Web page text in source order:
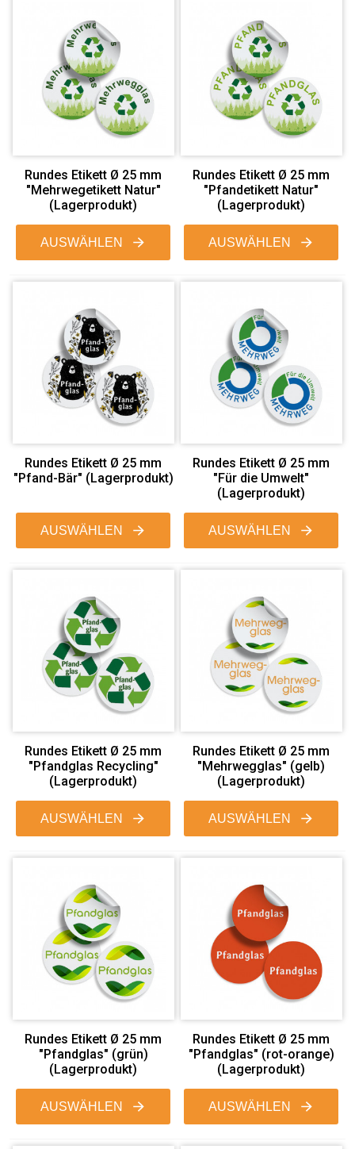
Rundes Etikett Ø 25 mm
"Mehrwegetikett Natur"
(Lagerprodukt)
AUSWÄHLEN
Rundes Etikett Ø 25 mm
"Pfandetikett Natur"
(Lagerprodukt)
AUSWÄHLEN
Rundes Etikett Ø 25 mm
"Pfand-Bär" (Lagerprodukt)
AUSWÄHLEN
Rundes Etikett Ø 25 mm
"Für die Umwelt"
(Lagerprodukt)
AUSWÄHLEN
Rundes Etikett Ø 25 mm
"Pfandglas Recycling"
(Lagerprodukt)
AUSWÄHLEN
Rundes Etikett Ø 25 mm
"Mehrwegglas" (gelb)
(Lagerprodukt)
AUSWÄHLEN
Rundes Etikett Ø 25 mm
"Pfandglas" (grün)
(Lagerprodukt)
AUSWÄHLEN
Rundes Etikett Ø 25 mm
"Pfandglas" (rot-orange)
(Lagerprodukt)
AUSWÄHLEN